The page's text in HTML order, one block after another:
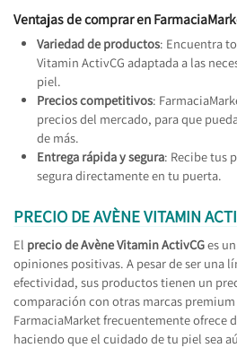
Ventajas de comprar en
Variedad de productos: Encuentra
Vitamin ActivCG adaptada a las
piel.
Precios competitivos:
precios del mercado, para que
de más.
Entrega rápida y segura: Recibe tus
segura directamente en tu puerta.
PRECIO DE AVÈNE VITAMIN
El precio de Avène Vitamin ActivCGes
opiniones positivas. A pesar de ser una
efectividad, sus productos tienen un
comparación con otras marcas
FarmaciaMarket frecuentemente ofrece
haciendo que el cuidado de tu piel sea